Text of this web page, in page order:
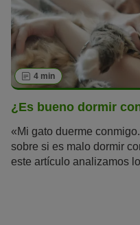
respectiva raza o
alimentación de buena
4 min
¿Es bueno dormir
«Mi gato duerme
sobre si es malo dormir
este artículo analizamos